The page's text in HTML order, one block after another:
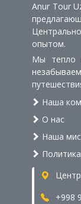
Anur Tour
опытом.
Мы тепло
Наша
О нас
Наша
+998